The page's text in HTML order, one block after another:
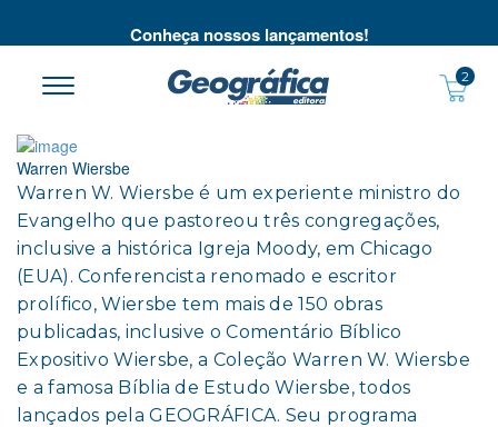
Conheça nossos lançamentos!
2
Warren Wiersbe
Warren W. Wiersbe é um experiente ministro do
Evangelho que pastoreou três congregações,
inclusive a histórica Igreja Moody, em Chicago
(EUA). Conferencista renomado e escritor
prolífico, Wiersbe tem mais de 150 obras
publicadas, inclusive o Comentário Bíblico
Expositivo Wiersbe, a Coleção Warren W. Wiersbe
e a famosa Bíblia de Estudo Wiersbe, todos
lançados pela GEOGRÁFICA. Seu programa